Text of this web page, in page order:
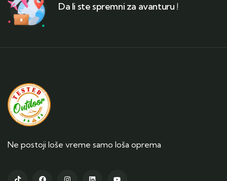
Da li ste spremni za avanturu !
Ne postoji loše vreme samo loša oprema